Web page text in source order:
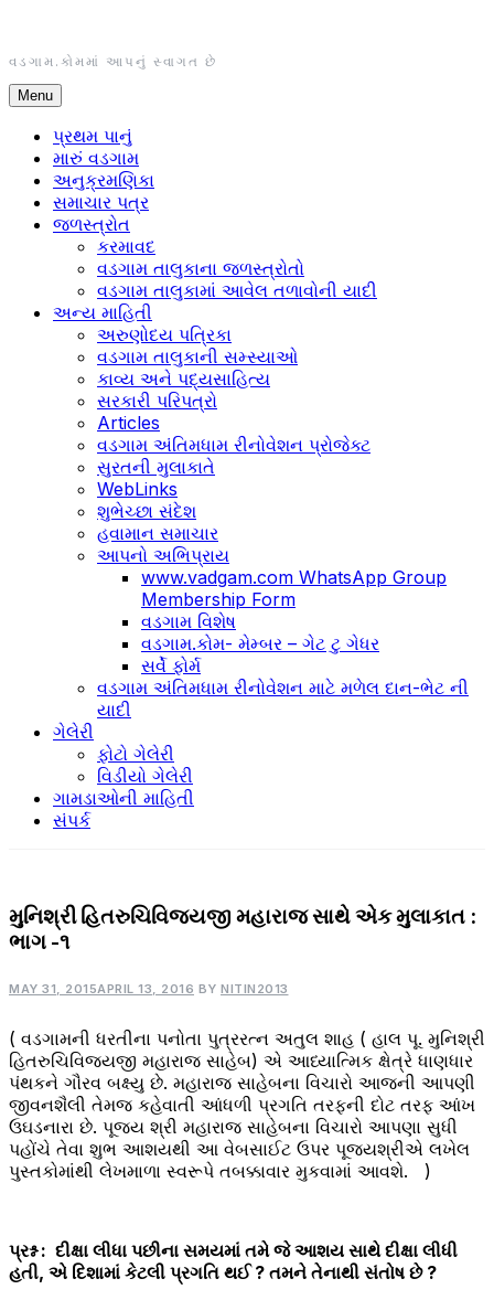
content
વડગામ.કોમમાં આપનું સ્વાગત છે
Menu
પ્રથમ પાનું
મારું વડગામ
અનુક્રમણિકા
સમાચાર પત્ર
જળસ્ત્રોત
કરમાવદ
વડગામ તાલુકાના જળસ્ત્રોતો
વડગામ તાલુકામાં આવેલ તળાવોની યાદી
અન્ય માહિતી
અરુણોદય પત્રિકા
વડગામ તાલુકાની સમ્સ્યાઓ
કાવ્ય અને પદ્યસાહિત્ય
સરકારી પરિપત્રો
Articles
વડગામ અંતિમધામ રીનોવેશન પ્રોજેક્ટ
સુરતની મુલાકાતે
WebLinks
શુભેચ્છા સંદેશ
હવામાન સમાચાર
આપનો અભિપ્રાય
www.vadgam.com WhatsApp Group
Membership Form
વડગામ વિશેષ
વડગામ.કોમ- મેમ્બર – ગેટ ટુ ગેધર
સર્વે ફોર્મ
વડગામ અંતિમધામ રીનોવેશન માટે મળેલ દાન-ભેટ ની
યાદી
ગેલેરી
ફોટો ગેલેરી
વિડીયો ગેલેરી
ગામડાઓની માહિતી
સંપર્ક
પૂ.
હિતરુચિવિજયજી
મહરાજ
મુનિશ્રી હિતરુચિવિજયજી મહારાજ સાથે એક મુલાકાત :
ભાગ -૧
MAY 31, 2015APRIL 13, 2016 BY NITIN2013
( વડગામની ધરતીના પનોતા પુત્રરત્ન અતુલ શાહ ( હાલ પૂ. મુનિશ્રી
હિતરુચિવિજયજી મહારાજ સાહેબ) એ આધ્યાત્મિક ક્ષેત્રે ધાણધાર
પંથકને ગૌરવ બક્ષ્યુ છે. મહારાજ સાહેબના વિચારો આજની આપણી
જીવનશૈલી તેમજ કહેવાતી આંધળી પ્રગતિ તરફની દોટ તરફ આંખ
ઉઘડનારા છે. પૂજ્ય શ્રી મહારાજ સાહેબના વિચારો આપણા સુધી
પહોંચે તેવા શુભ આશયથી આ વેબસાઈટ ઉપર પૂજ્યશ્રીએ લખેલ
પુસ્તકોમાંથી લેખમાળા સ્વરૂપે તબક્કાવાર મુકવામાં આવશે. )
પ્રશ્ન : દીક્ષા લીધા પછીના સમયમાં તમે જે આશય સાથે દીક્ષા લીધી
હતી, એ દિશામાં કેટલી પ્રગતિ થઈ ? તમને તેનાથી સંતોષ છે ?